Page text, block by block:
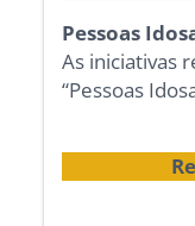
Pessoas
As iniciativas
“Pessoas